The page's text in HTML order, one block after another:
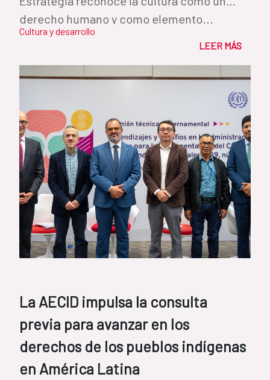
derecho humano y como elemento...
Cultura y desarrollo
LEER MÁS
La AECID impulsa la consulta
previa para avanzar en los
derechos de los pueblos indígenas
en América Latina